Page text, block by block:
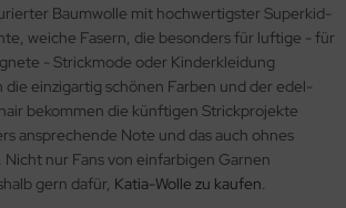
Baumwolle mit hochwertigster Superkid-
weiche Fasern, die besonders für luftige - für
- Strickmode oder Kinderkleidung
die einzigartig schönen Farben und der edel-
bekommen die künftigen Strickprojekte
ansprechende Note und das auch ohnes
nur Fans von einfarbigen Garnen
gern dafür, Katia-Wolle zu kaufen.